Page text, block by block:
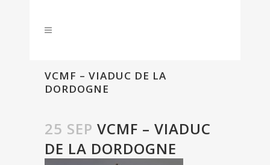
VCMF – VIADUC DE LA
DORDOGNE
25 SEP VCMF – VIADUC
DE LA DORDOGNE